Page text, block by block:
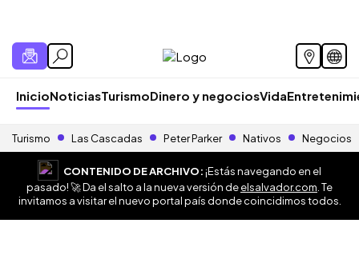
InicioNoticiasTurismoDinero y negociosVida
Turismo Las Cascadas Peter Parker Nativos Negocios
CONTENIDO DE ARCHIVO:¡Estás navegando en el
pasado! 🚀 Da el salto a la nueva versión deelsalvador.com . Te
invitamos a visitar el nuevo portal país donde coincidimos todos.